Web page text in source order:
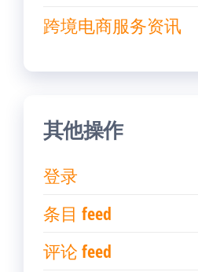
跨境电商服务资讯
其他操作
登录
条目 feed
评论 feed